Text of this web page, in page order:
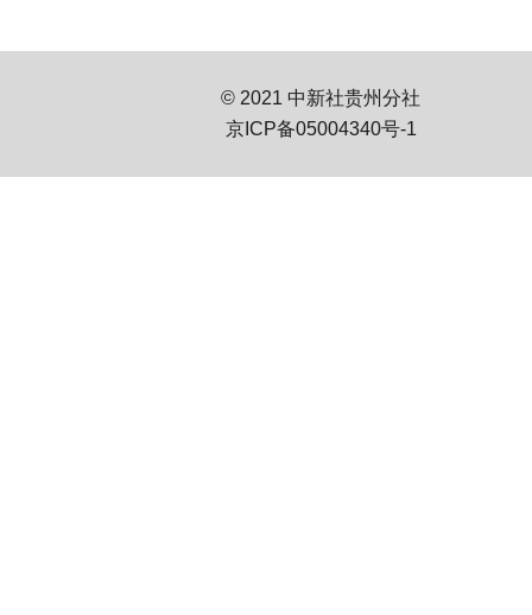
© 2021 中新社贵州分社
京ICP备05004340号-1